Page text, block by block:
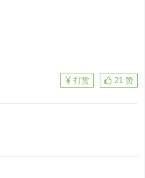
21 赞
打赏